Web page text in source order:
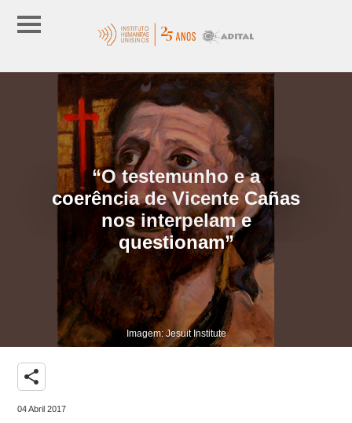
“O testemunho e a
coerência de Vicente Cañas
nos interpelam e
questionam”
Imagem: Jesuit Institute
share
04 Abril 2017